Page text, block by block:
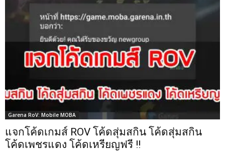
Garena RoV: Mobile MOBA
แจกโค้ดเกมส์ ROV โค้ดสุ่มสกิน โค้ดสุ่มสกิน
โค้ดเพชรแดง โค้ดเหรียญฟรี !!